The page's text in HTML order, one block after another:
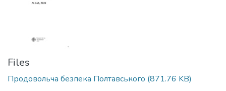
Files
Продовольча безпека Полтавського (871.76 KB)